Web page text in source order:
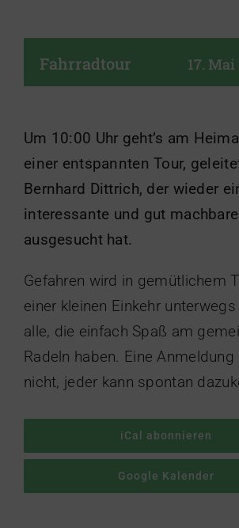
Fahrradtour 17. Mai
Um 10:00 Uhr geht’s am
einer entspannten Tour,
Bernhard Dittrich, der wieder
interessante und gut
ausgesucht hat.
Gefahren wird in gemütlichem
einer kleinen Einkehr
alle, die einfach Spaß am
Radeln haben. Eine Anmeldung
nicht, jeder kann spontan
iCal abonnieren
Google Kalender